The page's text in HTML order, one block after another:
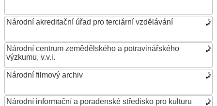
Národní akreditační úřad pro terciární vzdělávání
Národní centrum zemědělského a potravinářského
výzkumu, v.v.i.
Národní filmový archiv
Národní informační a poradenské středisko pro kulturu